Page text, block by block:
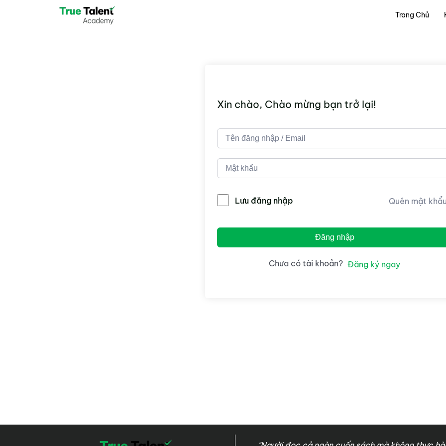
Trang Chủ
Xin chào, Chào mừng bạn trở lại!
Lưu đăng nhập Quên mật
Đăng nhập
Chưa có tài khoản? Đăng ký ngay